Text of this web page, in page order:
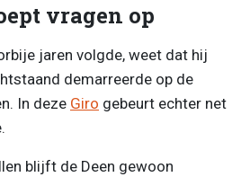
vragen op
jaren volgde, weet dat hij
demarreerde op de
In deze Giro gebeurt echter net
blijft de Deen gewoon